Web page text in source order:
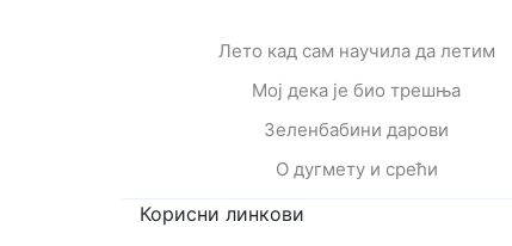
Лето кад сам научила да летим
Мој дека је био трешња
Зеленбабини дарови
О дугмету и срећи
Корисни линкови